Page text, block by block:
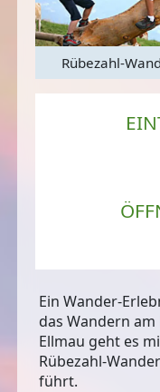
Rübezahl-
Ein Wander-
das Wandern
Ellmau geht es
Rübezahl-
führt.